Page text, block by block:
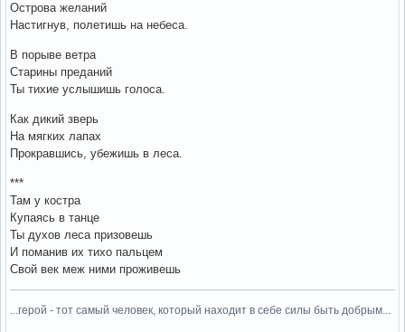
Острова желаний
Настигнув, полетишь на небеса.
В порыве ветра
Старины преданий
Ты тихие услышишь голоса.
Как дикий зверь
На мягких лапах
Прокравшись, убежишь в леса.
***
Там у костра
Купаясь в танце
Ты духов леса призовешь
И поманив их тихо пальцем
Свой век меж ними проживешь
...герой - тот самый человек, который находит в себе силы быть добрым...